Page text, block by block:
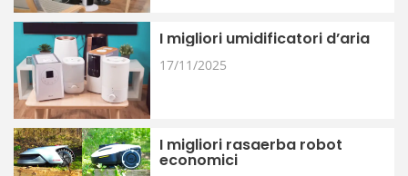
I migliori umidificatori d’aria
17/11/2025
I migliori rasaerba robot
economici